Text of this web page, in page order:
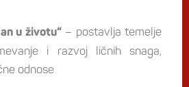
u životu“– postavlja temelje
i razvoj ličnih snaga,
odnose